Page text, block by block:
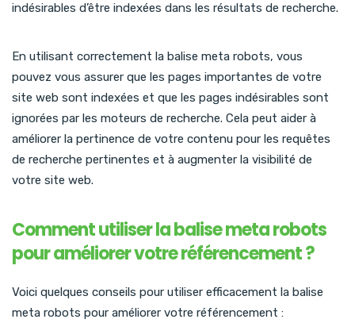
indésirables d’être indexées dans les résultats de recherche.
En utilisant correctement la balise meta robots, vous
pouvez vous assurer que les pages importantes de votre
site web sont indexées et que les pages indésirables sont
ignorées par les moteurs de recherche. Cela peut aider à
améliorer la pertinence de votre contenu pour les requêtes
de recherche pertinentes et à augmenter la visibilité de
votre site web.
Comment utiliser la balise meta robots
pour améliorer votre référencement ?
Voici quelques conseils pour utiliser efficacement la balise
meta robots pour améliorer votre référencement :